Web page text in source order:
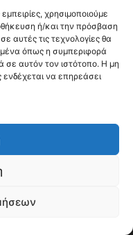
χρησιμοποιούμε
ή/και την πρόσβαση
αυτές τις τεχνολογίες θα
όπως η συμπεριφορά
σε αυτόν τον ιστότοπο. Η μη
να επηρεάσει
να αλλάξω λεφτά όταν
14, 2016
401